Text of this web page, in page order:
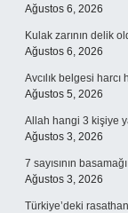
Ağustos 6, 2026
Kulak zarının delik
Ağustos 6, 2026
Avcılık belgesi
Ağustos 5, 2026
Allah hangi 3 kişiye
Ağustos 3, 2026
7 sayısının
Ağustos 3, 2026
Türkiye’deki